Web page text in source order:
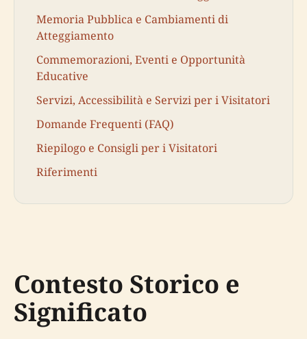
Memoria Pubblica e Cambiamenti di
Atteggiamento
Commemorazioni, Eventi e Opportunità
Educative
Servizi, Accessibilità e Servizi per i Visitatori
Domande Frequenti (FAQ)
Riepilogo e Consigli per i Visitatori
Riferimenti
Contesto Storico e
Significato